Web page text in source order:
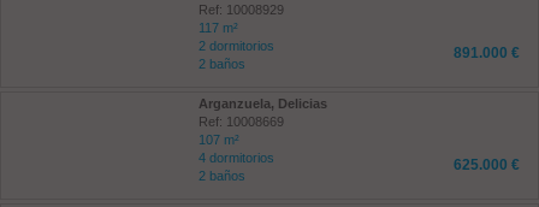
Ref: 10008929
117 m²
2 dormitorios
2 baños
891.000 €
Arganzuela, Delicias
Ref: 10008669
107 m²
4 dormitorios
2 baños
625.000 €